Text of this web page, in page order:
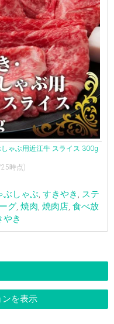
ゃぶ用近江牛 スライス 300g
時点)
ぶしゃぶ, すきやき , ステ
グ, 焼肉, 焼肉店, 食べ放
やき
を表示